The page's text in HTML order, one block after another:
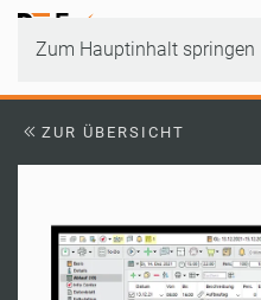
Zum Hauptinhalt springen
ZUR ÜBERSICHT